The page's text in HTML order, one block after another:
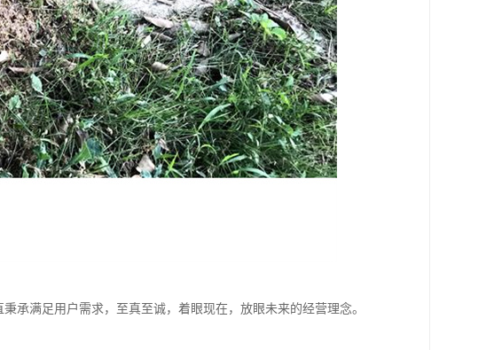
承满足用户需求，至真至诚，着眼现在，放眼未来的经营理念。